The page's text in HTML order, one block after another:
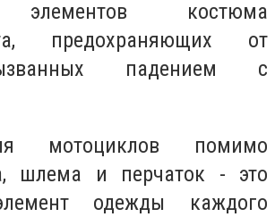
элементов костюма
предохраняющих от
падением с
мотоциклов помимо
шлема и перчаток - это
одежды каждого